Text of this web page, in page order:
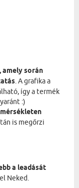
amely során
. A grafika a
így a termék
:)
is megőrzi
a leadását
Neked.